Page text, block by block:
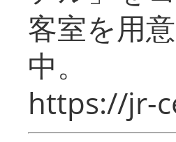
客室を用
中。
https://jr-